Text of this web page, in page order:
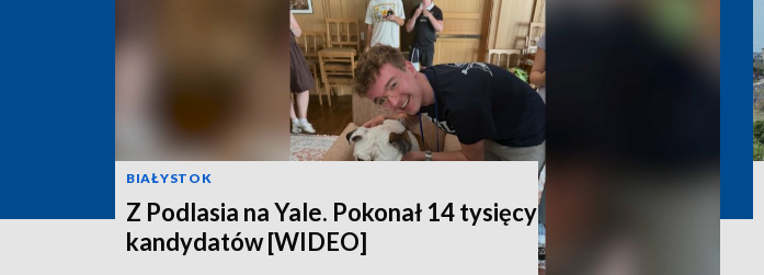
BIAŁYSTOK
Z Podlasia na Yale. Pokonał 14 tysięcy
kandydatów [WIDEO]